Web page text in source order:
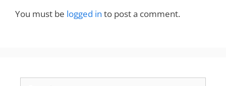
You must be logged in to post a comment.